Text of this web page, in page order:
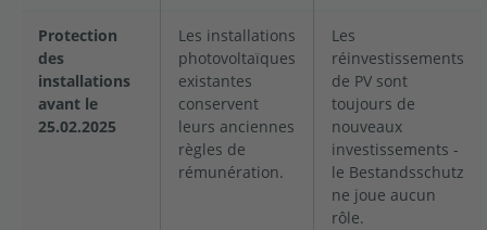
Protection
des
installations
avant le
25.02.2025
Les installations
photovoltaïques
existantes
conservent
leurs anciennes
règles de
rémunération.
Les
réinvestissements
de PV sont
toujours de
nouveaux
investissements -
le Bestandsschutz
ne joue aucun
rôle.